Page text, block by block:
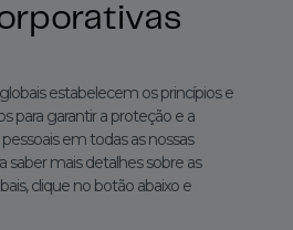
estabelecem os princípios e
para garantir a proteção e a
em todas as nossas
saber mais detalhes sobre as
clique no botão abaixo e